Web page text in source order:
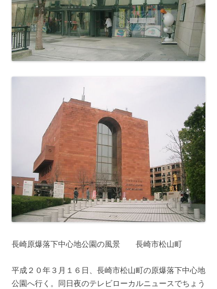
長崎原爆落下中心地公園の風景 長崎市松山町
平成２０年３月１６日、長崎市松山町の原爆落下中心地
公園へ行く。同日夜のテレビローカルニュースでちょう